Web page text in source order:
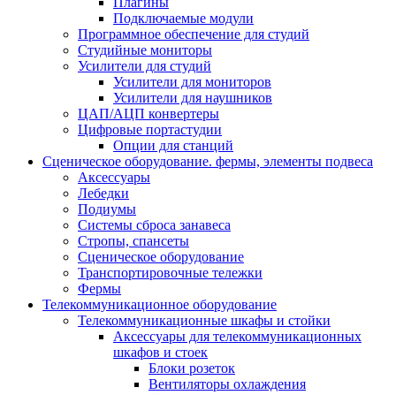
Подключаемые модули
Программное обеспечение для студий
Студийные мониторы
Усилители для студий
Усилители для мониторов
Усилители для наушников
ЦАП/АЦП конвертеры
Цифровые портастудии
Опции для станций
Сценическое оборудование. фермы, элементы подвеса
Аксессуары
Лебедки
Подиумы
Системы сброса занавеса
Стропы, спансеты
Сценическое оборудование
Транспортировочные тележки
Фермы
Телекоммуникационное оборудование
Телекоммуникационные шкафы и стойки
Аксессуары для телекоммуникационных
шкафов и стоек
Блоки розеток
Вентиляторы охлаждения